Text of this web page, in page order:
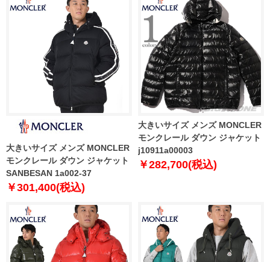
大きいサイズ メンズ MONCLER
モンクレール ダウン ジャケット
SANBESAN 1a002-37
￥301,400(税込)
大きいサイズ メンズ MONCLER
モンクレール ダウン ジャケット
j10911a00003
￥282,700(税込)